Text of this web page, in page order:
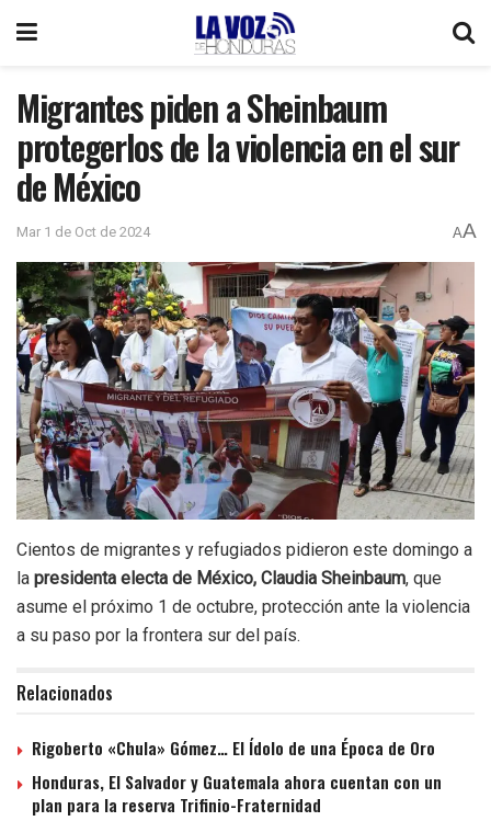
Migrantes piden a Sheinbaum
protegerlos de la violencia en el sur
de México
Mar 1 de Oct de 2024 AA
Cientos de migrantes y refugiados pidieron este domingo a
la presidenta electa de México, Claudia Sheinbaum, que
asume el próximo 1 de octubre, protección ante la violencia
a su paso por la frontera sur del país.
Relacionados
Rigoberto «Chula» Gómez… El Ídolo de una Época de Oro
Honduras, El Salvador y Guatemala ahora cuentan con un
plan para la reserva Trifinio-Fraternidad